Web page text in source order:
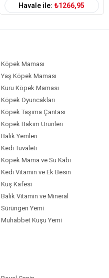
Havale ile: ₺1266,95
Köpek Maması
Yaş Köpek Maması
Kuru Köpek Maması
Köpek Oyuncakları
Köpek Taşıma Çantası
Köpek Bakım Ürünleri
Balık Yemleri
Kedi Tuvaleti
Köpek Mama ve Su Kabı
Kedi Vitamin ve Ek Besin
Kuş Kafesi
Balık Vitamin ve Mineral
Sürüngen Yemi
Muhabbet Kuşu Yemi